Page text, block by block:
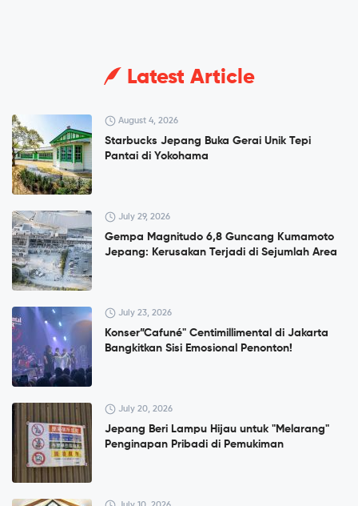
Latest Article
August 4, 2026
Starbucks Jepang Buka Gerai Unik Tepi
Pantai di Yokohama
July 29, 2026
Gempa Magnitudo 6,8 Guncang Kumamoto
Jepang: Kerusakan Terjadi di Sejumlah Area
July 23, 2026
Konser”Cafuné" Centimillimental di Jakarta
Bangkitkan Sisi Emosional Penonton!
July 20, 2026
Jepang Beri Lampu Hijau untuk "Melarang"
Penginapan Pribadi di Pemukiman